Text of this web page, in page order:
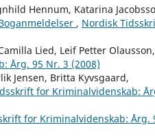
Hennum, Katarina
, Nordisk
Lied, Leif Petter Olausson,
Årg. 95 Nr. 3 (2008)
Jensen, Britta Kyvsgaard,
for Kriminalvidenskab:
for Kriminalvidenskab: Årg.